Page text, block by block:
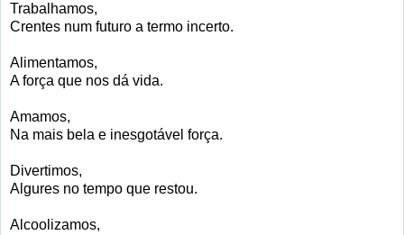
Trabalhamos,
Crentes num futuro a termo incerto.
Alimentamos,
A força que nos dá vida.
Amamos,
Na mais bela e inesgotável força.
Divertimos,
Algures no tempo que restou.
Alcoolizamos,